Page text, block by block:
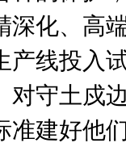
深化、高
产线投入
对守土戍
准建好他